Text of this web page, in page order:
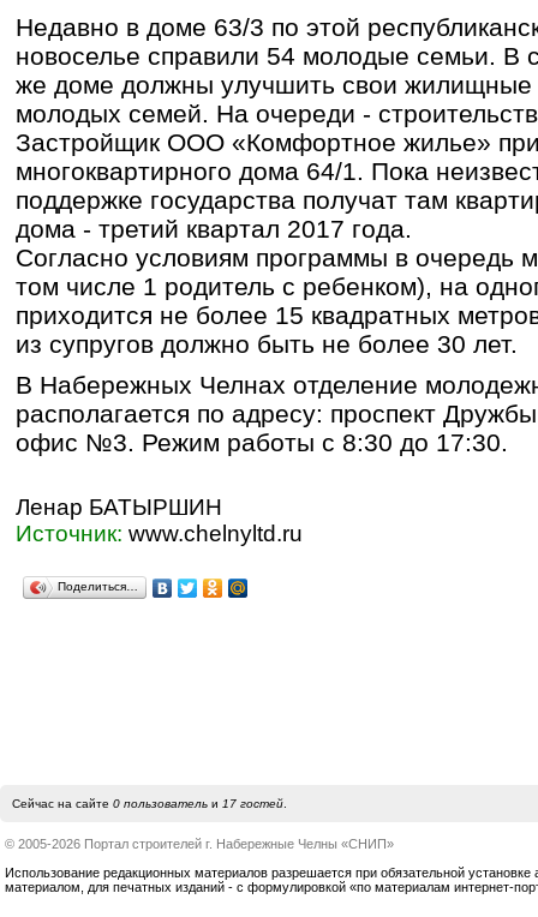
Недавно в доме 63/3 по этой
новоселье справили 54 молодые семьи. В
же доме должны улучшить свои жилищные
молодых семей. На очереди -
Застройщик ООО «Комфортное жилье»
многоквартирного дома 64/1. Пока
поддержке государства получат там
дома - третий квартал 2017 года.
Согласно условиям программы в очередь
том числе 1 родитель с ребенком), на
приходится не более 15 квадратных
из супругов должно быть не более 30 лет.
В Набережных Челнах отделение
располагается по адресу: проспект
офис №3. Режим работы с 8:30 до 17:30.
Ленар БАТЫРШИН
Источник: www.chelnyltd.ru
Поделиться…
Сейчас на сайте 0 пользовательи 17 гостей.
© 2005-2026 Портал строителей г. Набережные Челны «СНИП»
Использование редакционных материалов разрешается при обязательной установке
материалом, для печатных изданий - с формулировкой «по материалам интернет-